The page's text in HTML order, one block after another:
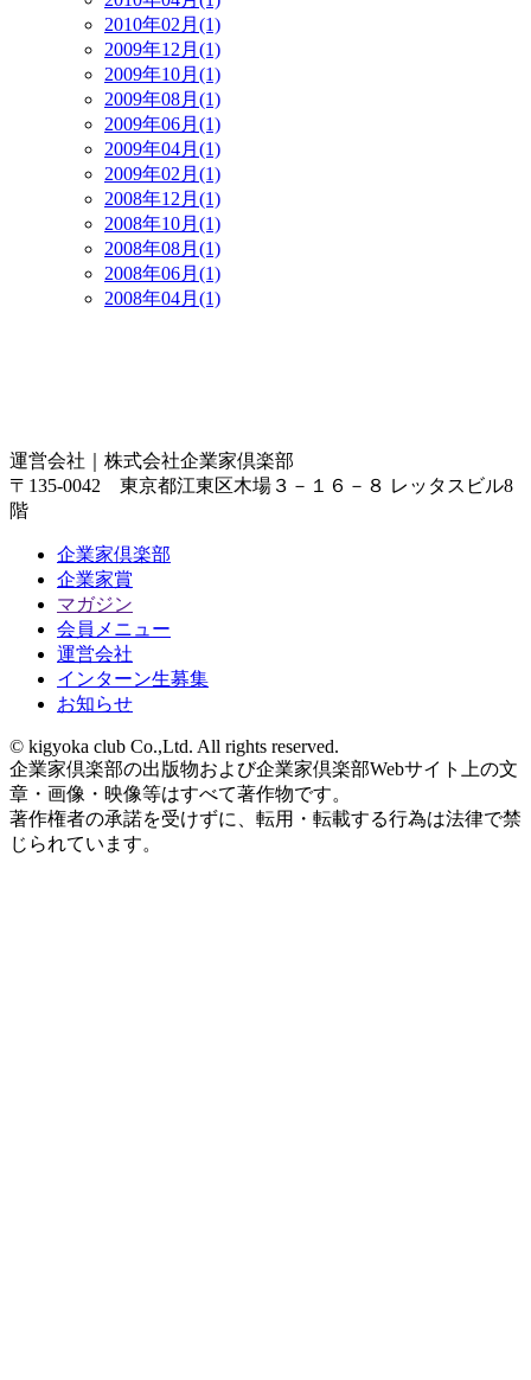
2010年02月(1)
2009年12月(1)
2009年10月(1)
2009年08月(1)
2009年06月(1)
2009年04月(1)
2009年02月(1)
2008年12月(1)
2008年10月(1)
2008年08月(1)
2008年06月(1)
2008年04月(1)
運営会社｜ 株式会社企業家倶楽部
〒135-0042 東京都江東区木場３－１６－８ レッタスビル8
階
企業家倶楽部
企業家賞
マガジン
会員メニュー
運営会社
インターン生募集
お知らせ
© kigyoka club Co.,Ltd. All rights reserved.
企業家倶楽部の出版物および企業家倶楽部Webサイト上の文
章・画像・映像等はすべて著作物です。
著作権者の承諾を受けずに、転用・転載する行為は法律で禁
じられています。